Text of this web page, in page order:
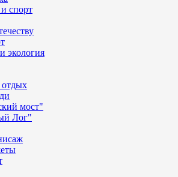
спорт
экология
мост"
Лог"